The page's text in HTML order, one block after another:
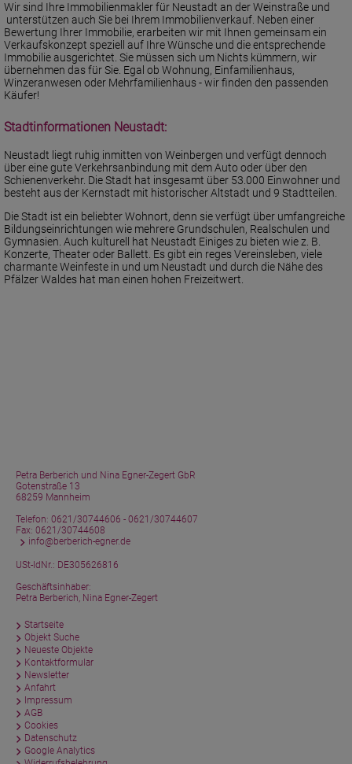
Wir sind Ihre Immobilienmakler für Neustadt an der Weinstraße und
unterstützen auch Sie bei Ihrem Immobilienverkauf. Neben einer
Bewertung Ihrer Immobilie, erarbeiten wir mit Ihnen gemeinsam ein
Verkaufskonzept speziell auf Ihre Wünsche und die entsprechende
Immobilie ausgerichtet. Sie müssen sich um Nichts kümmern, wir
übernehmen das für Sie. Egal ob Wohnung, Einfamilienhaus,
Winzeranwesen oder Mehrfamilienhaus - wir finden den passenden
Käufer!
Stadtinformationen Neustadt:
Neustadt liegt ruhig inmitten von Weinbergen und verfügt dennoch
über eine gute Verkehrsanbindung mit dem Auto oder über den
Schienenverkehr. Die Stadt hat insgesamt über 53.000 Einwohner und
besteht aus der Kernstadt mit historischer Altstadt und 9 Stadtteilen.
Die Stadt ist ein beliebter Wohnort, denn sie verfügt über umfangreiche
Bildungseinrichtungen wie mehrere Grundschulen, Realschulen und
Gymnasien. Auch kulturell hat Neustadt Einiges zu bieten wie z. B.
Konzerte, Theater oder Ballett. Es gibt ein reges Vereinsleben, viele
charmante Weinfeste in und um Neustadt und durch die Nähe des
Pfälzer Waldes hat man einen hohen Freizeitwert.
Petra Berberich und Nina Egner-Zegert GbR
Gotenstraße 13
68259 Mannheim
Telefon: 0621/30744606 - 0621/30744607
Fax: 0621/30744608
info@berberich-egner.de
USt-IdNr.: DE305626816
Geschäftsinhaber:
Petra Berberich, Nina Egner-Zegert
Startseite
Objekt Suche
Neueste Objekte
Kontaktformular
Newsletter
Anfahrt
Impressum
AGB
Cookies
Datenschutz
Google Analytics